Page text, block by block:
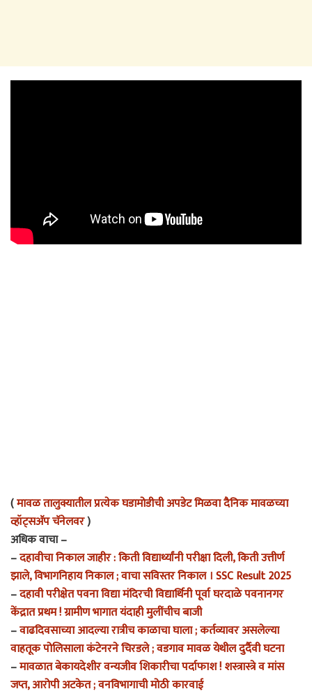
(मावळ तालुक्यातील प्रत्येक घडामोडीची अपडेट मिळवा दैनिक मावळच्या
व्हॉट्सअ‍ॅप चॅनेलवर)
अधिक वाचा –
–दहावीचा निकाल जाहीर : किती विद्यार्थ्यांनी परीक्षा दिली, किती उत्तीर्ण
झाले, विभागनिहाय निकाल ; वाचा सविस्तर निकाल । SSC Result 2025
–दहावी परीक्षेत पवना विद्या मंदिरची विद्यार्थिनी पूर्वा घरदाळे पवनानगर
केंद्रात प्रथम ! ग्रामीण भागात यंदाही मुलींचीच बाजी
–वाढदिवसाच्या आदल्या रात्रीच काळाचा घाला ; कर्तव्यावर असलेल्या
वाहतूक पोलिसाला कंटेनरने चिरडले ; वडगाव मावळ येथील दुर्दैवी घटना
–मावळात बेकायदेशीर वन्यजीव शिकारीचा पर्दाफाश ! शस्त्रास्त्रे व मांस
जप्त, आरोपी अटकेत ; वनविभागाची मोठी कारवाई